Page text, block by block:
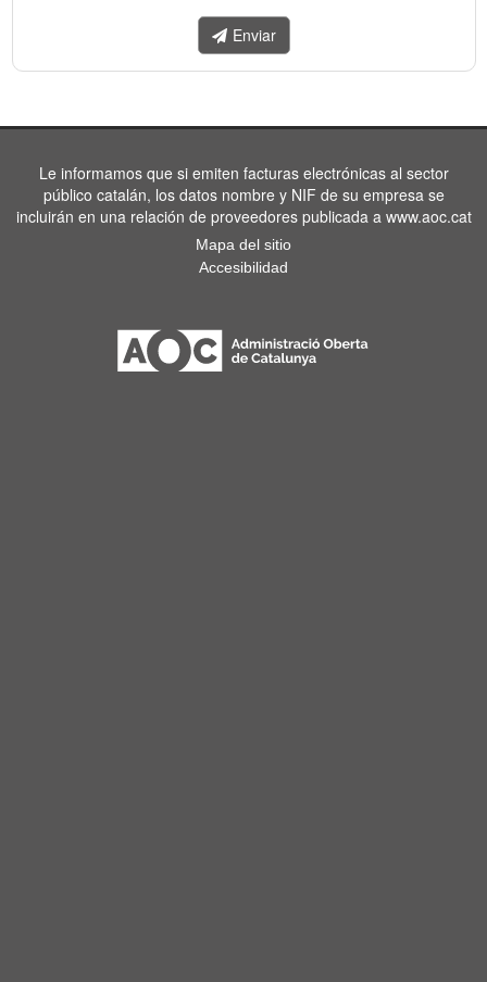
Enviar
Le informamos que si emiten facturas electrónicas al sector
público catalán, los datos nombre y NIF de su empresa se
incluirán en una relación de proveedores publicada a www.aoc.cat
Mapa del sitio
Accesibilidad